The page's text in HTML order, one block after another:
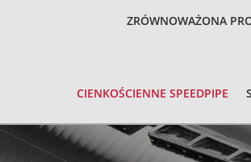
ZRÓWNOWAŻONA
CIENKOŚCIENNE SPEEDPIPE